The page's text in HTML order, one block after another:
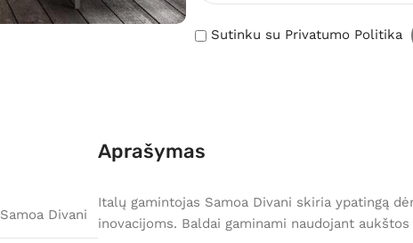
Sutinku su Privatumo Politika
Samoa Divani
Aprašymas
Italų gamintojas Samoa Divani skiria ypatingą
inovacijoms. Baldai gaminami naudojant